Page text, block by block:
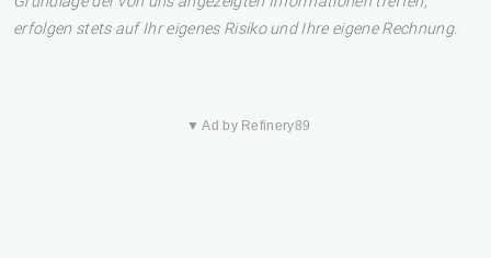
erfolgen stets auf Ihr eigenes Risiko und Ihre eigene Rechnung.
▼ Ad by Refinery89